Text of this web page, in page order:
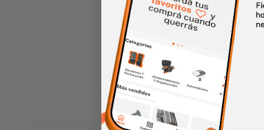
Haz clic en la imagen para